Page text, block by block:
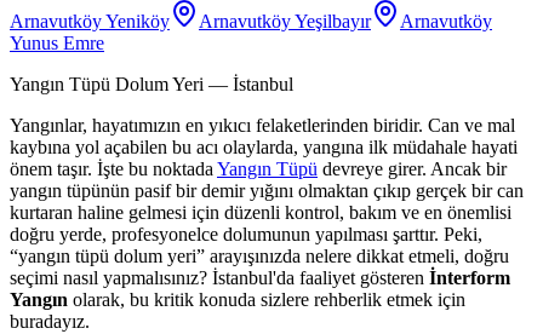
Arnavutköy Yeniköy
Arnavutköy Yeşilbayır
Arnavutköy
Yunus Emre
Yangın Tüpü Dolum Yeri — İstanbul
Yangınlar, hayatımızın en yıkıcı felaketlerinden biridir. Can ve mal
kaybına yol açabilen bu acı olaylarda, yangına ilk müdahale hayati
önem taşır. İşte bu noktadaYangın Tüpü devreye girer. Ancak bir
yangın tüpünün pasif bir demir yığını olmaktan çıkıp gerçek bir can
kurtaran haline gelmesi için düzenli kontrol, bakım ve en önemlisi
doğru yerde, profesyonelce dolumunun yapılması şarttır. Peki,
“yangın tüpü dolum yeri” arayışınızda nelere dikkat etmeli, doğru
seçimi nasıl yapmalısınız? İstanbul'da faaliyet gösteren İnterform
Yangın olarak, bu kritik konuda sizlere rehberlik etmek için
buradayız.